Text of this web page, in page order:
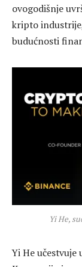
ovogodišnje
kripto
budućnosti
Yi He,
Yi He učestvuje